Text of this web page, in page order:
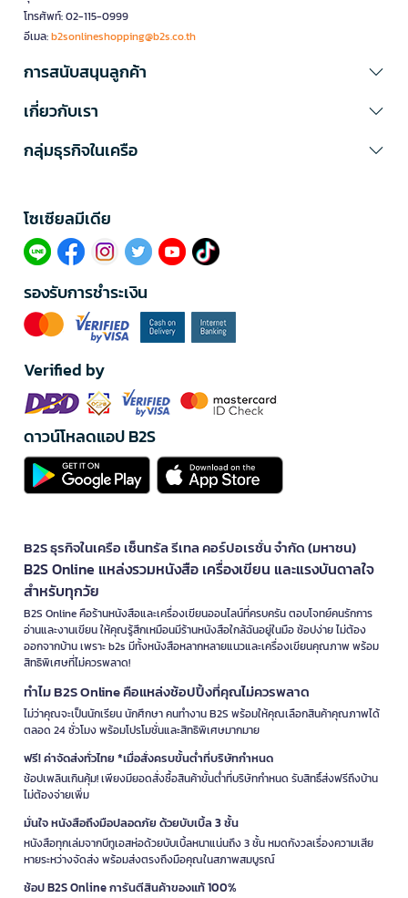
โทรศัพท์: 02-115-0999
อีเมล:b2sonlineshopping@b2s.co.th
การสนับสนุนลูกค้า
เกี่ยวกับเรา
กลุ่มธุรกิจในเครือ
โซเซียลมีเดีย​
รองรับการชำระเงิน
Verified by
ดาวน์โหลดแอป B2S
B2S ธุรกิจในเครือ เซ็นทรัล รีเทล คอร์ปอเรชั่น จำกัด (มหาชน)
B2S Online แหล่งรวมหนังสือ เครื่องเขียน และแรงบันดาลใจ
สำหรับทุกวัย
B2S Online คือร้านหนังสือและเครื่องเขียนออนไลน์ที่ครบครัน ตอบโจทย์คนรักการ
อ่านและงานเขียน ให้คุณรู้สึกเหมือนมีร้านหนังสือใกล้ฉันอยู่ในมือ ช้อปง่าย ไม่ต้อง
ออกจากบ้าน เพราะ b2s มีทั้งหนังสือหลากหลายแนวและเครื่องเขียนคุณภาพ พร้อม
สิทธิพิเศษที่ไม่ควรพลาด!
ทำไม B2S Online คือแหล่งช้อปปิ้งที่คุณไม่ควรพลาด
ไม่ว่าคุณจะเป็นนักเรียน นักศึกษา คนทำงาน B2S พร้อมให้คุณเลือกสินค้าคุณภาพได้
ตลอด 24 ชั่วโมง พร้อมโปรโมชั่นและสิทธิพิเศษมากมาย
ฟรี! ค่าจัดส่งทั่วไทย *เมื่อสั่งครบขั้นต่ำที่บริษัทกำหนด
ช้อปเพลินเกินคุ้ม! เพียงมียอดสั่งซื้อสินค้าขั้นต่ำที่บริษัทกำหนด รับสิทธิ์ส่งฟรีถึงบ้าน
ไม่ต้องจ่ายเพิ่ม
มั่นใจ หนังสือถึงมือปลอดภัย ด้วยบับเบิ้ล 3 ชั้น
หนังสือทุกเล่มจากบีทูเอสห่อด้วยบับเบิ้ลหนาแน่นถึง 3 ชั้น หมดกังวลเรื่องความเสีย
หายระหว่างจัดส่ง พร้อมส่งตรงถึงมือคุณในสภาพสมบูรณ์
ช้อป B2S Online การันตีสินค้าของแท้ 100%